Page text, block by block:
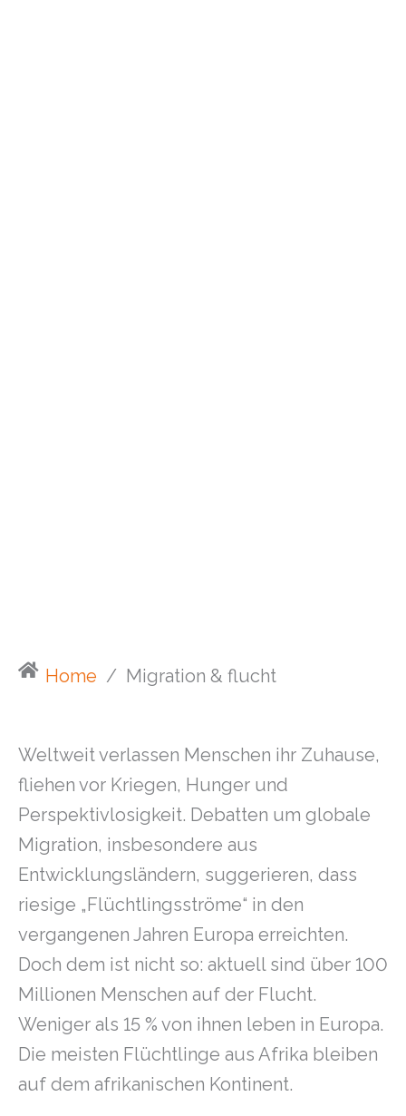
Home / Migration & flucht
Weltweit verlassen Menschen ihr Zuhause,
fliehen vor Kriegen, Hunger und
Perspektivlosigkeit. Debatten um globale
Migration, insbesondere aus
Entwicklungsländern, suggerieren, dass
riesige „Flüchtlingsströme“ in den
vergangenen Jahren Europa erreichten.
Doch dem ist nicht so: aktuell sind über 100
Millionen Menschen auf der Flucht.
Weniger als 15 % von ihnen leben in Europa.
Die meisten Flüchtlinge aus Afrika bleiben
auf dem afrikanischen Kontinent.